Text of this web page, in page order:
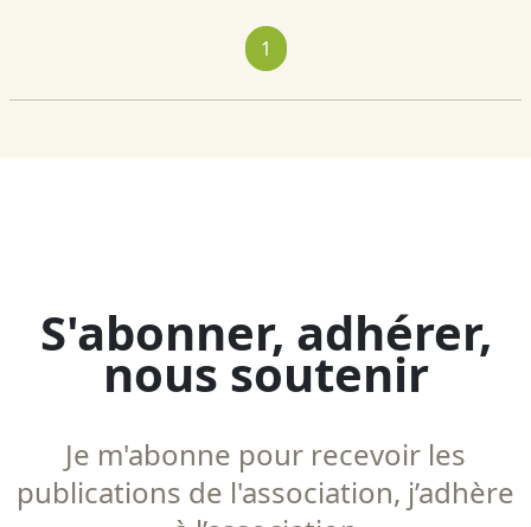
1
S'abonner, adhérer,
nous soutenir
Je m'abonne pour recevoir les
publications de l'association, j’adhère